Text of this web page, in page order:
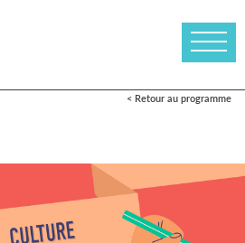
< Retour au programme